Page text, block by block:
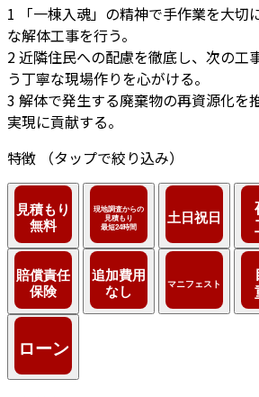
1
「一棟入魂」の精神で手作業を大切
な解体工事を行う。
2近隣住民への配慮を徹底し、次の工
う丁寧な現場作りを心がける。
3 解体で発生する廃棄物の再資源化を
実現に貢献する。
特徴
（タップで絞り込み）